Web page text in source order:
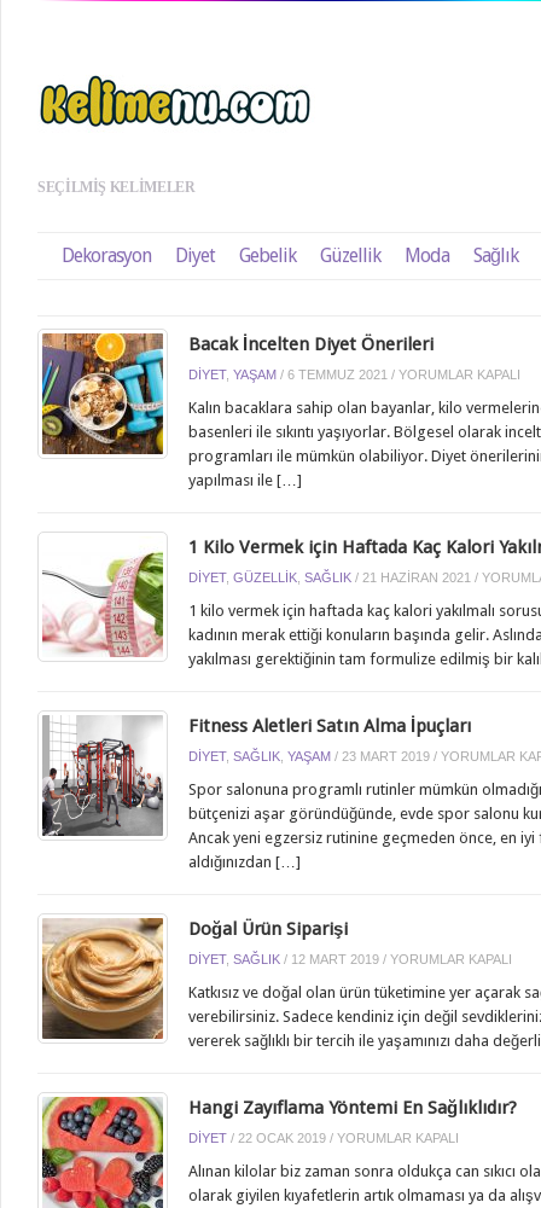
SEÇILMIŞ KELIMELER
Dekorasyon Diyet Gebelik Güzellik Moda Sağlık
Bacak İncelten Diyet Önerileri
DIYET, YAŞAM / 6 TEMMUZ 2021 / BACAK
ÖNERILERI
IÇIN
YORUMLAR KAPALI
Kalın bacaklara sahip olan bayanlar, kilo
basenleri ile sıkıntı yaşıyorlar. Bölgesel olarak
programları ile mümkün olabiliyor. Diyet
yapılması ile […]
1 Kilo Vermek için Haftada Kaç Kalori
DIYET, GÜZELLIK SAĞLIK / 21 HAZIRAN 2021 / 1
HAFTADA
1 kilo vermek için haftada kaç kalori yakılmalı
kadının merak ettiği konuların başında gelir.
yakılması gerektiğinin tam formulize edilmiş bir
Fitness Aletleri Satın Alma İpuçları
DIYET, SAĞLIK YAŞAM / 23 MART 2019 / FITNESS
ALMA
YORUMLAR
Spor salonuna programlı rutinler mümkün
bütçenizi aşar göründüğünde, evde spor salonu
Ancak yeni egzersiz rutinine geçmeden önce, en
aldığınızdan […]
Doğal Ürün Siparişi
DIYET, SAĞLIK / 12 MART 2019 / DOĞAL
IÇIN
YORUMLAR KAPALI
Katkısız ve doğal olan ürün tüketimine yer açarak
verebilirsiniz. Sadece kendiniz için değil
vererek sağlıklı bir tercih ile yaşamınızı daha
Hangi Zayıflama Yöntemi En Sağlıklıdır?
DIYET / 22 OCAK 2019 / HANGI
YORUMLAR KAPALI
Alınan kilolar biz zaman sonra oldukça can sıkıcı
olarak giyilen kıyafetlerin artık olmaması ya da